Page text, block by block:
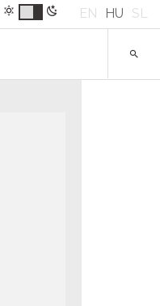
EN HU SL